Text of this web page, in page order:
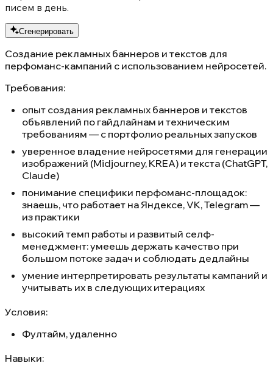
писем в день.
Сгенерировать
Создание рекламных баннеров и текстов для
перфоманс-кампаний с использованием нейросетей.
Требования:
опыт создания рекламных баннеров и текстов
объявлений по гайдлайнам и техническим
требованиям — с портфолио реальных запусков
уверенное владение нейросетями для генерации
изображений (Midjourney, KREA) и текста (ChatGPT,
Claude)
понимание специфики перфоманс-площадок:
знаешь, что работает на Яндексе, VK, Telegram —
из практики
высокий темп работы и развитый селф-
менеджмент: умеешь держать качество при
большом потоке задач и соблюдать дедлайны
умение интерпретировать результаты кампаний и
учитывать их в следующих итерациях
Условия:
Фултайм, удаленно
Навыки: